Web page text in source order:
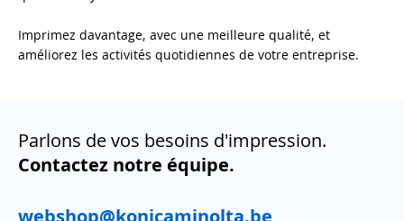
Imprimez davantage, avec une meilleure qualité, et
améliorez les activités quotidiennes de votre entreprise.
Parlons de vos besoins d'impression.
Contactez notre équipe.
webshop@konicaminolta.be